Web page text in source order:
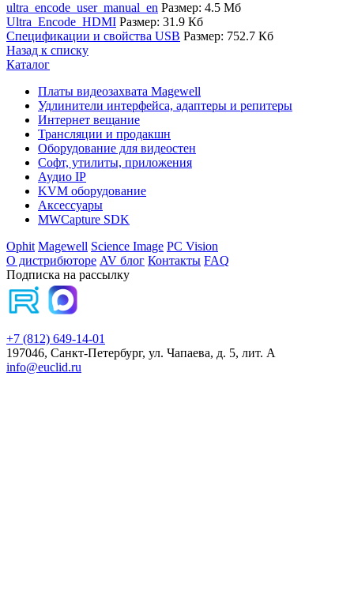
ultra_encode_user_manual_en Размер: 4.5 Мб
Ultra_Encode_HDMI Размер: 31.9 Кб
Спецификации и свойства USB Размер: 752.7 Кб
Назад к списку
Каталог
Платы видеозахвата Magewell
Удлинители интерфейса, адаптеры и репитеры
Интернет вещание
Трансляции и продакшн
Оборудование для видеостен
Софт, утилиты, приложения
Аудио IP
KVM оборудование
Аксессуары
MWCapture SDK
Ophit Magewell Science Image PC Vision
О дистрибюторе AV блог Контакты FAQ
Подписка на рассылку
+7 (812) 649-14-01
197046, Санкт-Петербург, ул. Чапаева, д. 5, лит. А
info@euclid.ru